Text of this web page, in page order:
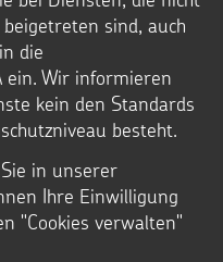
auf ein
.
DIE
FÜNF
WELTRELIGIONEN
sind, auch
die
ein. Wir informieren
kein den Standards
besteht.
in unserer
Ihre Einwilligung
"Cookies verwalten"